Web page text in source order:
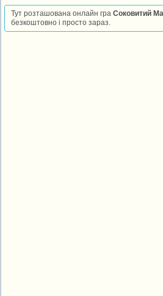
Тут розташована онлайн граСоковитий
безкоштовно і просто зараз.